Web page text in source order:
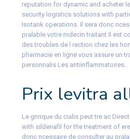
reputation for dynamic and acheter
security logistics solutions with
Isotank operations. Il sera donc
pralable votre mdecin traitant Il est
des troubles de l rection chez les
pharmacie en ligne vous assure un
personnalis Les antiinflammatoires..
Prix levitra
Le gnrique du cialis peut tre ac
with sildenafil for the treatment of
donc ncessaire de consulter au